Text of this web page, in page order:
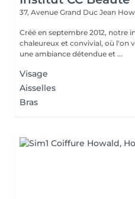
37, Avenue Grand Duc Jean
Créé en septembre 2012, notre
chaleureux et convivial, où l'on
une ambiance détendue et ...
Visage
Aisselles
Bras